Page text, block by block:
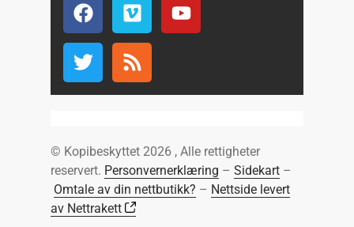
© Kopibeskyttet 2026 , Alle rettigheter
reservert. Personvernerklæring – Sidekart –
Omtale av din nettbutikk? – Nettside levert
av Nettrakett